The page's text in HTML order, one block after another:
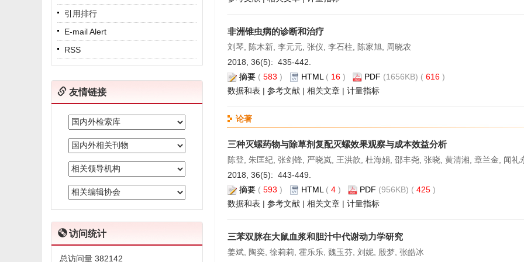
引用排行
E-mail Alert
RSS
友情链接
访问统计
总访问量 382142
非洲锥虫病的诊断和治疗
刘琴, 陈木新, 李元元, 张仪, 李石柱, 陈家旭, 周晓农
2018, 36(5): 435-442.
摘要 ( 583 ) HTML ( 16 ) PDF (1656KB) ( 616 )
数据和表 | 参考文献 | 相关文章 | 计量指标
论著
三种灭螺药物与除草剂复配灭螺效果观察与成本效益分析
陈登, 朱匡纪, 张剑锋, 严晓岚, 王洪歆, 杜海娟, 邵丰尧, 张晓, 黄清湘, 章兰金, 闻礼
2018, 36(5): 443-449.
摘要 ( 593 ) HTML ( 4 ) PDF (956KB) ( 425 )
数据和表 | 参考文献 | 相关文章 | 计量指标
三苯双脒在大鼠血浆和胆汁中代谢动力学研究
姜斌, 陶奕, 徐莉莉, 霍乐乐, 魏玉芬, 刘妮, 殷梦, 张皓冰